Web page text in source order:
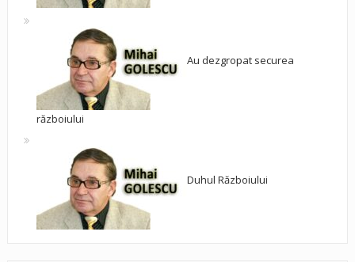
Au dezgropat securea
războiului
Duhul Războiului